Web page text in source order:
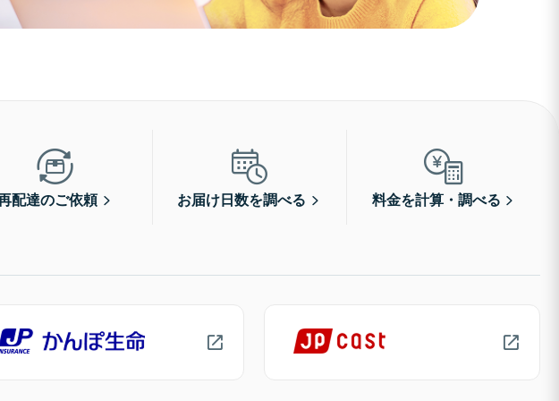
配達のご依頼 お届け日数を調べる 料金を計算・調べる